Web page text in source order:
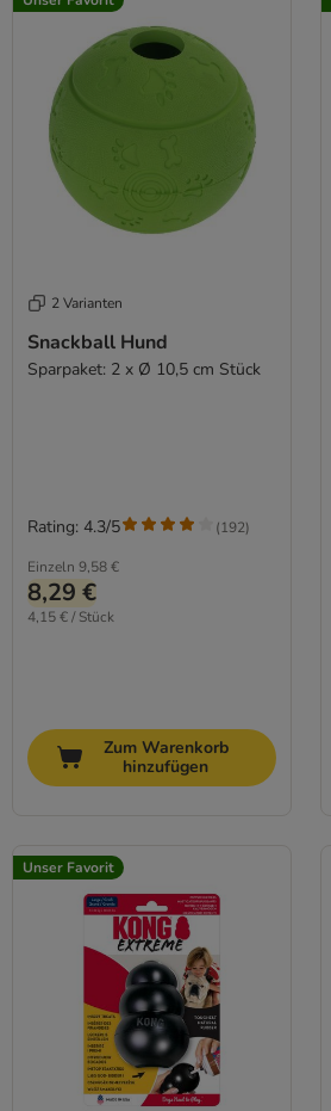
2 Varianten
Snackball Hund
Sparpaket: 2 x Ø 10,5 cm Stück
Einzeln 9,58 €
8,29 €
4,15 € / Stück
Rating: 4.3/5 (192)
Zum Warenkorb
hinzufügen
Unser Favorit